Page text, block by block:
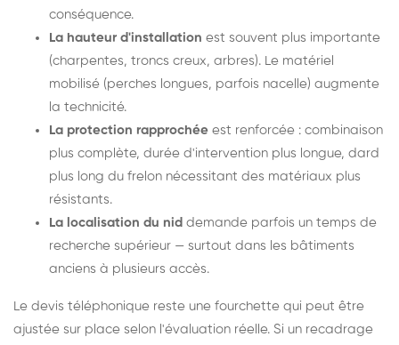
conséquence.
La hauteur d'installation est souvent plus importante
(charpentes, troncs creux, arbres). Le matériel
mobilisé (perches longues, parfois nacelle) augmente
la technicité.
La protection rapprochée est renforcée : combinaison
plus complète, durée d'intervention plus longue, dard
plus long du frelon nécessitant des matériaux plus
résistants.
La localisation du nid demande parfois un temps de
recherche supérieur — surtout dans les bâtiments
anciens à plusieurs accès.
Le devis téléphonique reste une fourchette qui peut être
ajustée sur place selon l'évaluation réelle. Si un recadrage